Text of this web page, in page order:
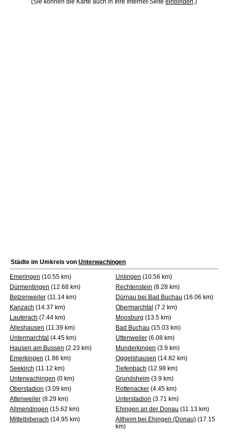
(Sie können die Karte auch in Ihre Internet-Seite einbinden.)
Städte im Umkreis von Unterwachingen
Emeringen (10.55 km) Unlingen (10.56 km)
Dürmentingen (12.68 km) Rechtenstein (8.28 km)
Betzenweiler (11.14 km) Dürnau bei Bad Buchau (16.06 km)
Kanzach (14.37 km) Obermarchtal (7.2 km)
Lauterach (7.44 km) Moosburg (13.5 km)
Alleshausen (11.39 km) Bad Buchau (15.03 km)
Untermarchtal (4.45 km) Uttenweiler (6.08 km)
Hausen am Bussen (2.23 km) Munderkingen (3.9 km)
Emerkingen (1.86 km) Oggelshausen (14.82 km)
Seekirch (11.12 km) Tiefenbach (12.98 km)
Unterwachingen (0 km) Grundsheim (3.9 km)
Oberstadion (3.09 km) Rottenacker (4.45 km)
Attenweiler (8.29 km) Unterstadion (3.71 km)
Allmendingen (15.62 km) Ehingen an der Donau (11.13 km)
Mittelbiberach (14.95 km) Altheim bei Ehingen (Donau) (17.15
km)